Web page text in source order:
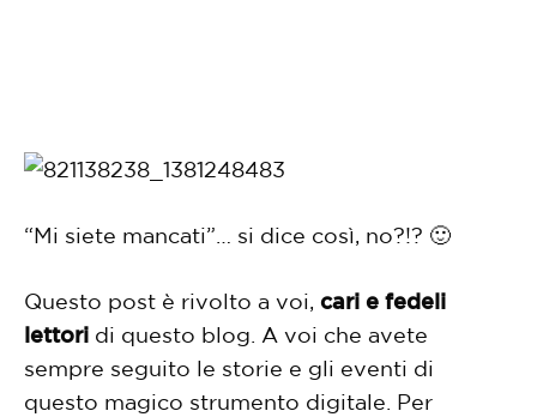
“Mi siete mancati”… si dice così, no?!? 🙂
Questo post è rivolto a voi, cari e fedeli
lettori di questo blog. A voi che avete
sempre seguito le storie e gli eventi di
questo magico strumento digitale. Per